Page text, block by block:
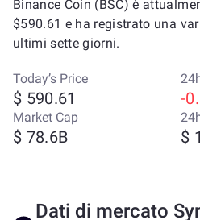
Binance Coin (BSC) è
$590.61 e ha registrato una
ultimi sette giorni.
Today’s Price
$ 590.61 -
Market Cap
$ 78.6B $
Dati di mercato